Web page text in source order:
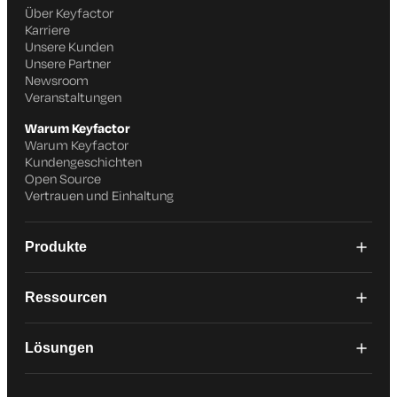
Über Keyfactor
Karriere
Unsere Kunden
Unsere Partner
Newsroom
Veranstaltungen
Warum Keyfactor
Warum Keyfactor
Kundengeschichten
Open Source
Vertrauen und Einhaltung
Produkte
Ressourcen
Lösungen